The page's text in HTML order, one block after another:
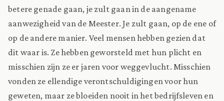
betere genade gaan, je zult gaan in de aangename
aanwezigheid van de Meester. Je zult gaan, op de ene of
op de andere manier. Veel mensen hebben gezien dat
dit waar is. Ze hebben geworsteld met hun plicht en
misschien zijn ze er jaren voor weggevlucht. Misschien
vonden ze ellendige verontschuldigingen voor hun
geweten, maar ze bloeiden nooit in het bedrijfsleven en